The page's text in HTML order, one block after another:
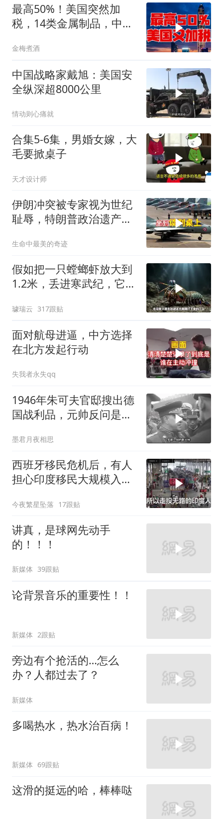
最高50%！美国突然加
税，14类金属制品，中国
金梅煮酒
中国战略家戴旭：美国安
全纵深超8000公里
情动则心痛就
合集5-6集，男婚女嫁，大
毛要掀桌子
天才设计师
伊朗冲突被专家视为世纪
耻辱，特朗普政治遗产遭
生命中最美的奇迹
假如把一只螳螂虾放大到
1.2米，丢进寒武纪，它能
璩瑞云 317跟贴
面对航母进逼，中方选择
在北方发起行动
失我者永失qq
1946年朱可夫官邸搜出德
国战利品，元帅反问是否
墨君月夜相思
西班牙移民危机后，有人
担心印度移民大规模入侵
今夜繁星坠落 17跟贴
讲真，是球网先动手
的！！！
新媒体 39跟贴
论背景音乐的重要性！！
新媒体 2跟贴
旁边有个抢活的…怎么
办？人都过去了？
新媒体
多喝热水，热水治百病！
新媒体 69跟贴
这滑的挺远的哈，棒棒哒